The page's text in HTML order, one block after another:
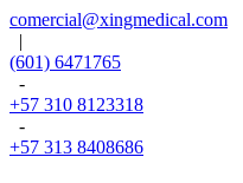
comercial@xingmedical.com
|
(601) 6471765
-
+57 310 8123318
-
+57 313 8408686